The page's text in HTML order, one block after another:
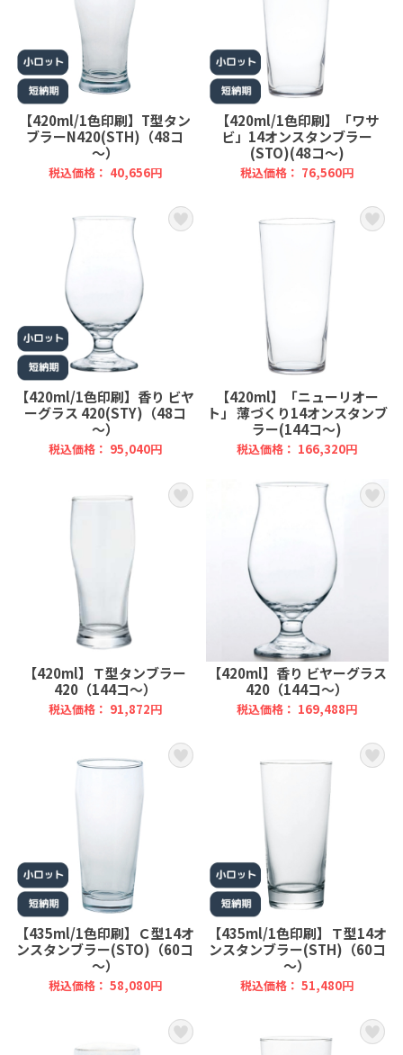
【420ml/1色印刷】T型タン
ブラーN420(STH)（48コ
～）
税込価格： 40,656円
【420ml/1色印刷】「ワサ
ビ」14オンスタンブラー
(STO)(48コ～)
税込価格： 76,560円
【420ml/1色印刷】香り ビヤ
ーグラス 420(STY)（48コ
～）
税込価格： 95,040円
【420ml】「ニューリオー
ト」 薄づくり14オンスタンブ
ラー(144コ～)
税込価格： 166,320円
【420ml】Ｔ型タンブラー
420（144コ～）
税込価格： 91,872円
【420ml】香り ビヤーグラス
420（144コ～）
税込価格： 169,488円
【435ml/1色印刷】Ｃ型14オ
ンスタンブラー(STO)（60コ
～）
税込価格： 58,080円
【435ml/1色印刷】Ｔ型14オ
ンスタンブラー(STH)（60コ
～）
税込価格： 51,480円